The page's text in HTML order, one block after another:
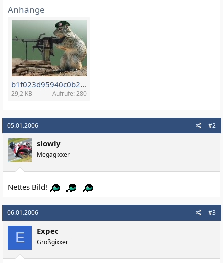
Anhänge
b1f023d95940c0b2030.jpg
29,2 KB Aufrufe: 280
05.01.2006 #2
slowly
Megagixxer
Nettes Bild!
06.01.2006 #3
E Expec
Großgixxer